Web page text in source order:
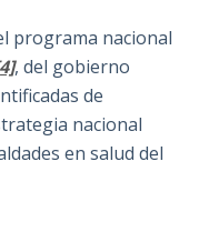
programa nacional
, del gobierno
de
nacional
en salud del